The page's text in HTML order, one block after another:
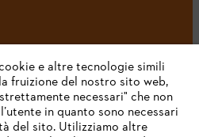
#STIHL
e altre tecnologie simili
fruizione del nostro sito web,
necessari" che non
in quanto sono necessari
del sito. Utilizziamo altre